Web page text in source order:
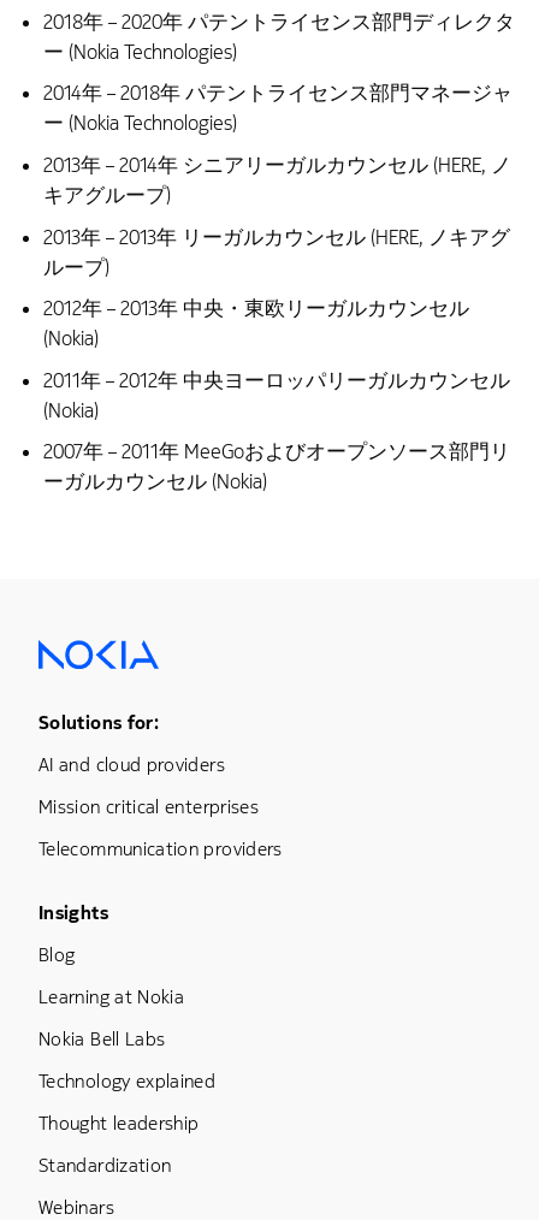
2018年 – 2020年 パテントライセンス部門ディレクタ
ー (Nokia Technologies)
2014年 – 2018年 パテントライセンス部門マネージャ
ー (Nokia Technologies)
2013年 – 2014年 シニアリーガルカウンセル (HERE, ノ
キアグループ)
2013年 – 2013年 リーガルカウンセル (HERE, ノキアグ
ループ)
2012年 – 2013年 中央・東欧リーガルカウンセル
(Nokia)
2011年 – 2012年 中央ヨーロッパリーガルカウンセル
(Nokia)
2007年 – 2011年 MeeGoおよびオープンソース部門リ
ーガルカウンセル (Nokia)
Footer Menu One
Solutions for:
AI and cloud providers
Mission critical enterprises
Telecommunication providers
Footer Menu Three
Insights
Blog
Learning at Nokia
Nokia Bell Labs
Technology explained
Thought leadership
Standardization
Webinars